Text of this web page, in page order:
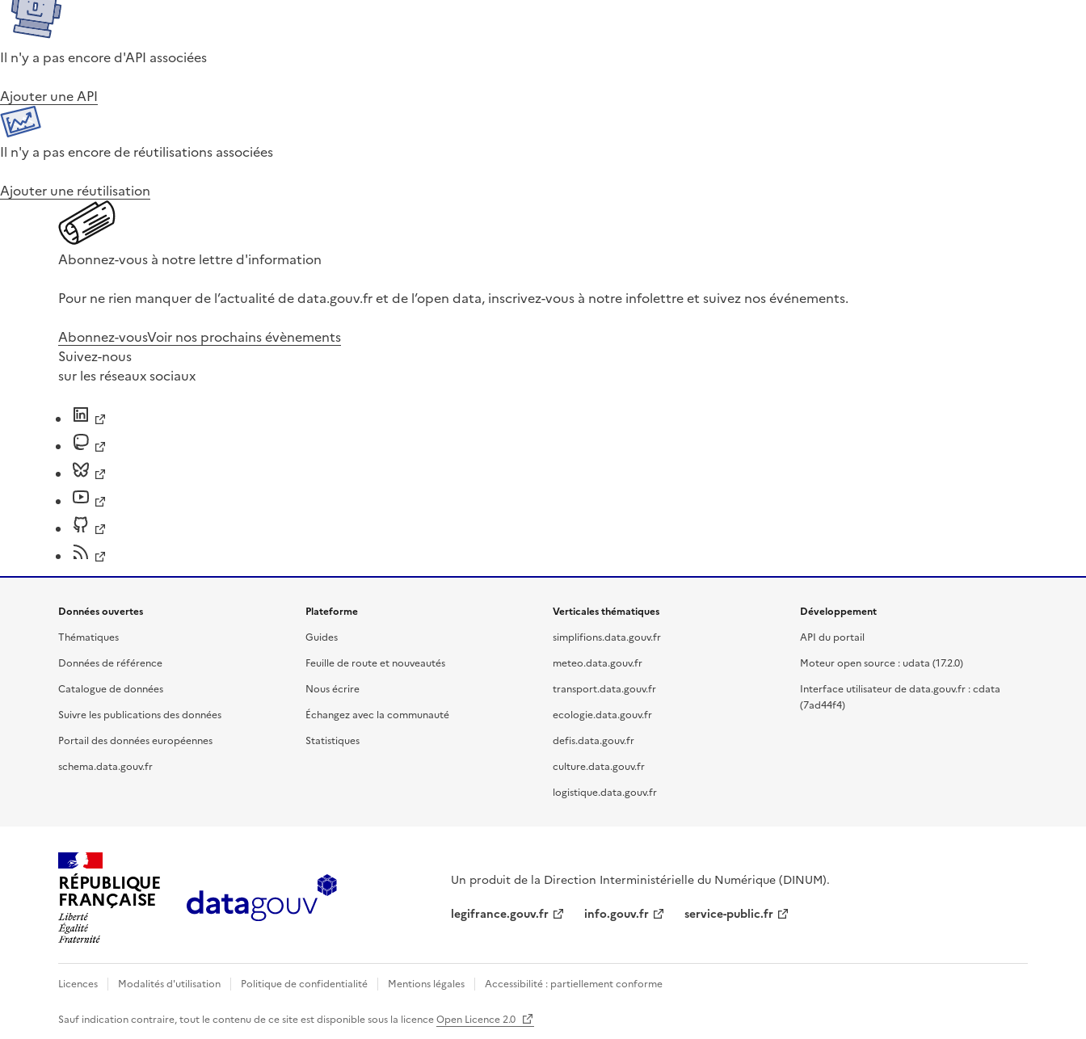
Il n'y a pas encore d'API associées
Ajouter une API
Il n'y a pas encore de réutilisations associées
Ajouter une réutilisation
Abonnez-vous à notre lettre d'information
Pour ne rien manquer de l’actualité de data.gouv.fr et de l’open data, inscrivez-vous à notre infolettre et suivez nos événements.
Abonnez-vousVoir nos prochains évènements
Suivez-nous
sur les réseaux sociaux
Données ouvertes
Thématiques
Données de référence
Catalogue de données
Suivre les publications des données
Portail des données européennes
schema.data.gouv.fr
Plateforme
Guides
Feuille de route et nouveautés
Nous écrire
Échangez avec la communauté
Statistiques
Verticales thématiques
simplifions.data.gouv.fr
meteo.data.gouv.fr
transport.data.gouv.fr
ecologie.data.gouv.fr
defis.data.gouv.fr
culture.data.gouv.fr
logistique.data.gouv.fr
Développement
API du portail
Moteur open source : udata (17.2.0)
Interface utilisateur de data.gouv.fr : cdata
(7ad44f4)
RÉPUBLIQUE
FRANÇAISE
Un produit de la Direction Interministérielle du Numérique (DINUM).
legifrance.gouv.fr
info.gouv.fr service-public.fr
Licences Modalités d'utilisation Politique de confidentialité Mentions légales Accessibilité : partiellement conforme
Sauf indication contraire, tout le contenu de ce site est disponible sous la licenceOpen Licence 2.0